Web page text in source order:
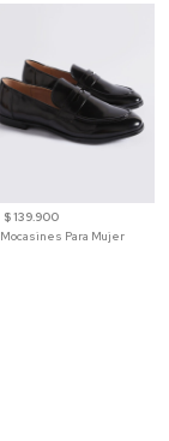
$ 139.900
Mocasines Para Mujer